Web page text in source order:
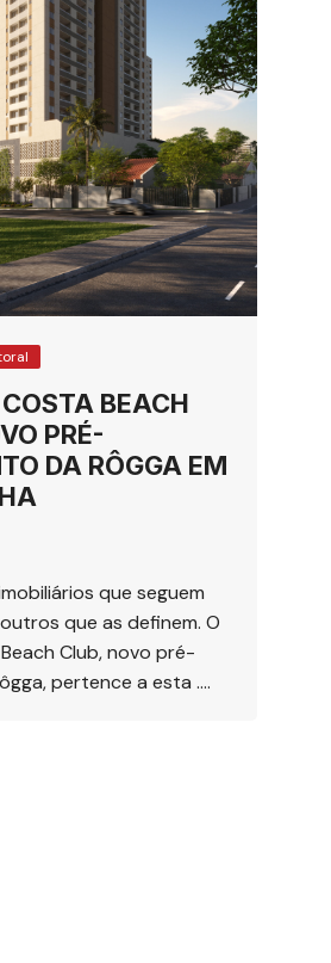
BEACH
PRÉ-
DA RÔGGA EM
que seguem
que as definem. O
Club, novo pré-
pertence a esta ….